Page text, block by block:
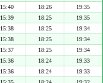
15:40 18:26
19:35
15:39 18:25
19:35
15:38 18:25
19:34
15:38 18:25
19:34
15:37 18:25
19:34
15:36 18:24
19:33
15:36 18:24
19:33